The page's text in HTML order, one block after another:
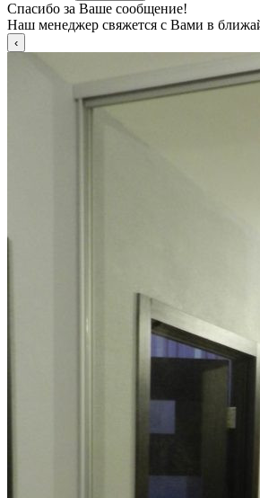
Спасибо за Ваше сообщение!
Наш менеджер свяжется с Вами в